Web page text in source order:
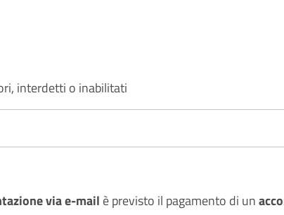
interdetti o inabilitati
via e-mail è previsto il pagamento di un